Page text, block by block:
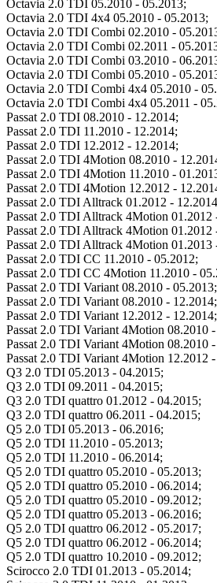
Octavia 2.0 TDI 05.2010 - 05.2013;
Octavia 2.0 TDI 4x4 05.2010 - 05.2013;
Octavia 2.0 TDI Combi 02.2010 -
Octavia 2.0 TDI Combi 02.2011 -
Octavia 2.0 TDI Combi 03.2010 -
Octavia 2.0 TDI Combi 05.2010 -
Octavia 2.0 TDI Combi 4x4 05.2010 -
Octavia 2.0 TDI Combi 4x4 05.2011 -
Passat 2.0 TDI 08.2010 - 12.2014;
Passat 2.0 TDI 11.2010 - 12.2014;
Passat 2.0 TDI 12.2012 - 12.2014;
Passat 2.0 TDI 4Motion 08.2010 -
Passat 2.0 TDI 4Motion 11.2010 -
Passat 2.0 TDI 4Motion 12.2012 -
Passat 2.0 TDI Alltrack 01.2012 -
Passat 2.0 TDI Alltrack 4Motion 01.2012
Passat 2.0 TDI Alltrack 4Motion 01.2012
Passat 2.0 TDI Alltrack 4Motion 01.2013
Passat 2.0 TDI CC 11.2010 - 05.2012;
Passat 2.0 TDI CC 4Motion 11.2010 -
Passat 2.0 TDI Variant 08.2010 - 05.2013;
Passat 2.0 TDI Variant 08.2010 - 12.2014;
Passat 2.0 TDI Variant 12.2012 - 12.2014;
Passat 2.0 TDI Variant 4Motion 08.2010
Passat 2.0 TDI Variant 4Motion 08.2010
Passat 2.0 TDI Variant 4Motion 12.2012
Q3 2.0 TDI 05.2013 - 04.2015;
Q3 2.0 TDI 09.2011 - 04.2015;
Q3 2.0 TDI quattro 01.2012 - 04.2015;
Q3 2.0 TDI quattro 06.2011 - 04.2015;
Q5 2.0 TDI 05.2013 - 06.2016;
Q5 2.0 TDI 11.2010 - 05.2013;
Q5 2.0 TDI 11.2010 - 06.2014;
Q5 2.0 TDI quattro 05.2010 - 05.2013;
Q5 2.0 TDI quattro 05.2010 - 06.2014;
Q5 2.0 TDI quattro 05.2010 - 09.2012;
Q5 2.0 TDI quattro 05.2013 - 06.2016;
Q5 2.0 TDI quattro 06.2012 - 05.2017;
Q5 2.0 TDI quattro 06.2012 - 06.2014;
Q5 2.0 TDI quattro 10.2010 - 09.2012;
Scirocco 2.0 TDI 01.2013 - 05.2014;